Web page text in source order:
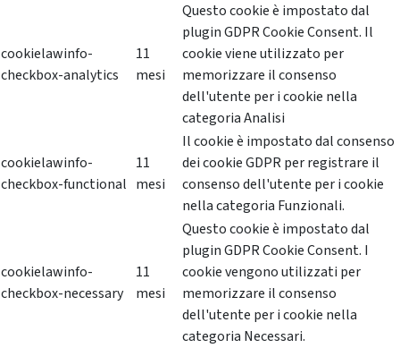
cookielawinfo-
checkbox-analytics
11
mesi
Questo cookie è impostato dal
plugin GDPR Cookie Consent. Il
cookie viene utilizzato per
memorizzare il consenso
dell'utente per i cookie nella
categoria Analisi
cookielawinfo-
checkbox-functional
11
mesi
Il cookie è impostato dal consenso
dei cookie GDPR per registrare il
consenso dell'utente per i cookie
nella categoria Funzionali.
cookielawinfo-
checkbox-necessary
11
mesi
Questo cookie è impostato dal
plugin GDPR Cookie Consent. I
cookie vengono utilizzati per
memorizzare il consenso
dell'utente per i cookie nella
categoria Necessari.